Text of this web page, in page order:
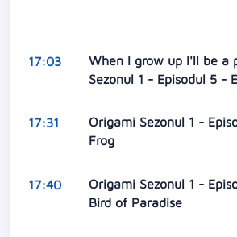
17:03
When I grow up I'll be a
Sezonul 1 - Episodul 5 -
17:31
Origami Sezonul 1 -
Frog
17:40
Origami Sezonul 1 -
Bird of Paradise